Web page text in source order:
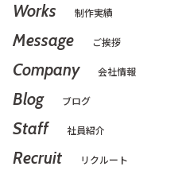
Works 制作実績
Message ご挨拶
Company 会社情報
Blog ブログ
Staff 社員紹介
Recruit リクルート